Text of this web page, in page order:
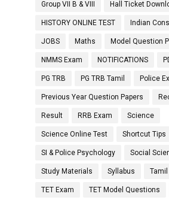
Group VII B & VIII Hall Ticket
HISTORY ONLINE TEST Indian
JOBS Maths Model Question
NMMS Exam NOTIFICATIONS
PG TRB PG TRB Tamil Police
Previous Year Question Papers
Result RRB Exam Science
Science Online Test Shortcut Tips
SI & Police Psychology Social
Study Materials Syllabus
TET Exam TET Model Questions